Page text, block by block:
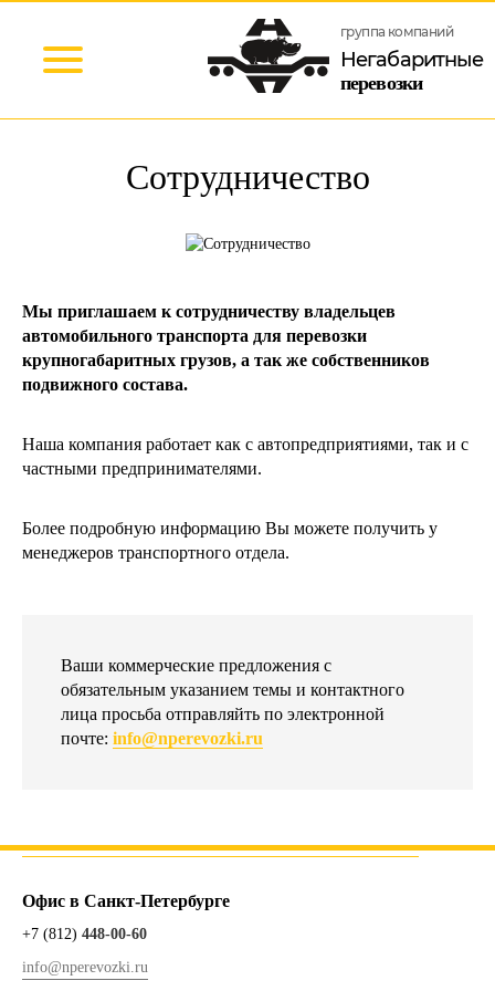
группа компаний
Негабаритные
перевозки
Сотрудничество
Мы приглашаем к сотрудничеству владельцев
автомобильного транспорта для перевозки
крупногабаритных грузов, а так же собственников
подвижного состава.
Наша компания работает как с автопредприятиями, так и с
частными предпринимателями.
Более подробную информацию Вы можете получить у
менеджеров транспортного отдела.
Ваши коммерческие предложения с
обязательным указанием темы и контактного
лица просьба отправляйть по электронной
почте: info@nperevozki.ru
Офис в Санкт-Петербурге
+7 (812) 448-00-60
info@nperevozki.ru